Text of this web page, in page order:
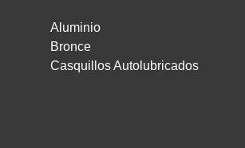
Aluminio
Bronce
Casquillos Autolubricados